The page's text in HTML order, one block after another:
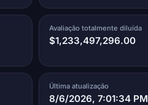
Avaliação totalmente diluída
$1,233,497,296.00
Última atualização
8/6/2026, 7:01:34 PM